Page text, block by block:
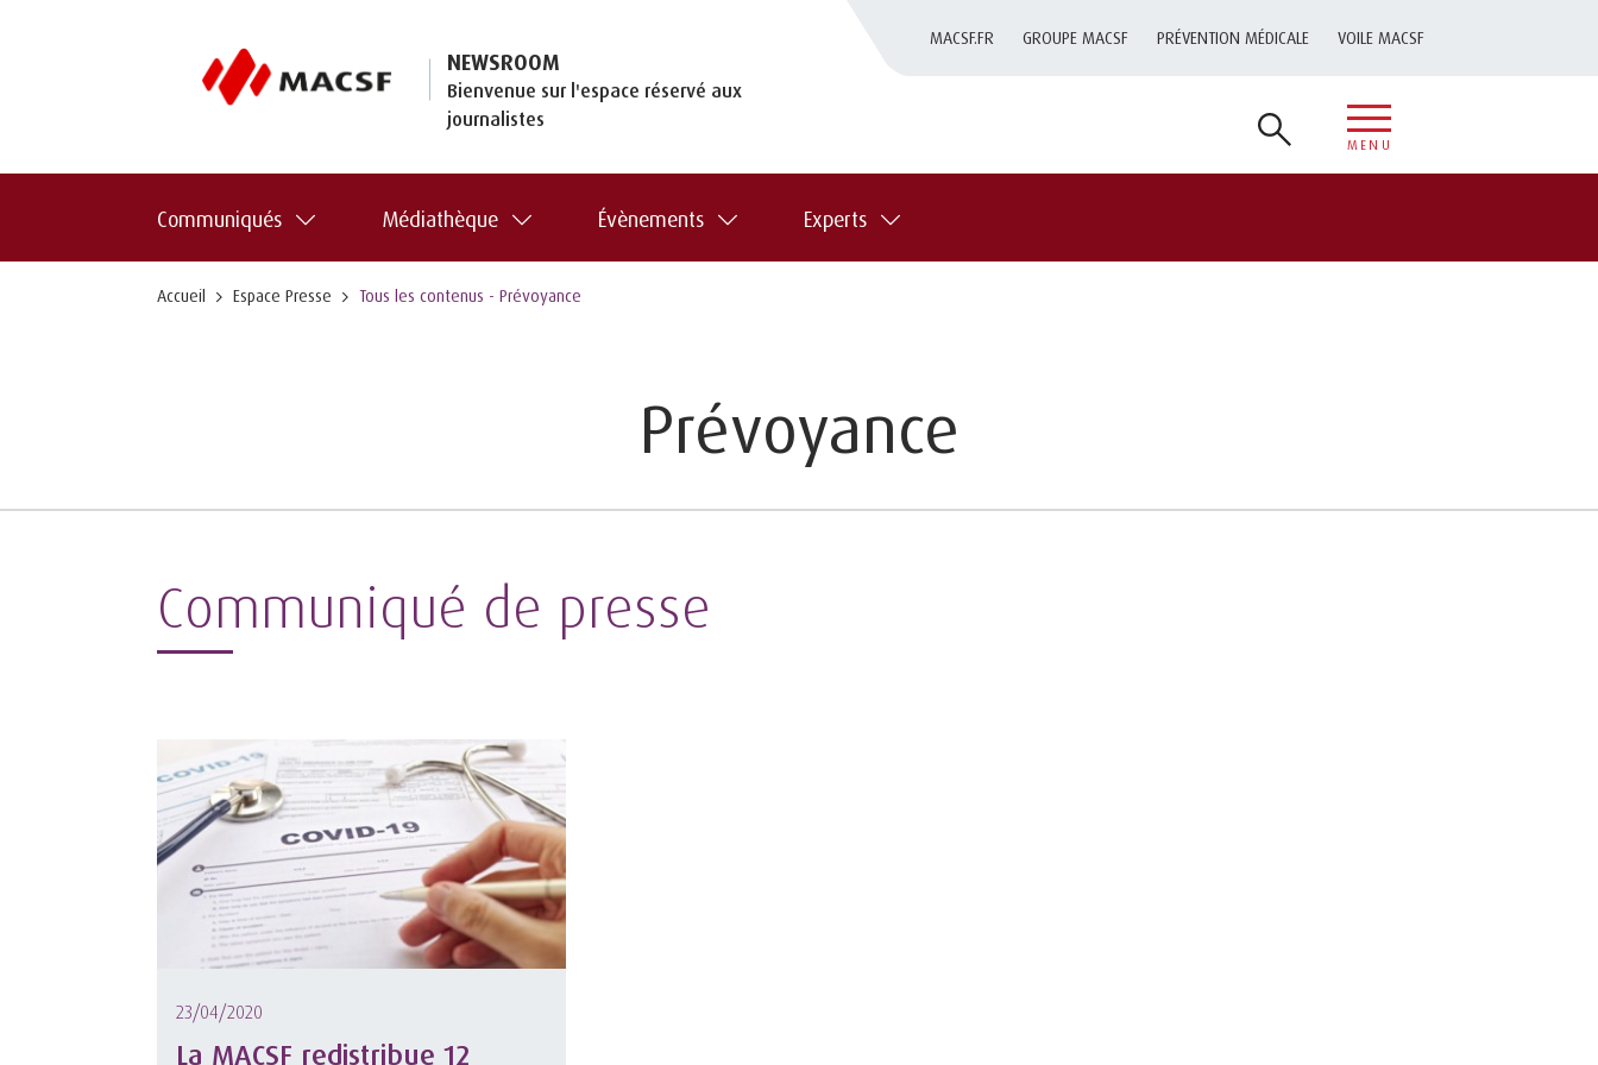
NEWSROOM
Bienvenue sur l'espace réservé aux
journalistes
MACSF.FR GROUPE MACSF PRÉVENTION MÉDICALE VOILE MACSF
MENU
Communiqués Médiathèque Évènements Experts
Accueil Espace Presse Tous les contenus - Prévoyance
Prévoyance
Communiqué de presse
23/04/2020
La MACSF redistribue 12